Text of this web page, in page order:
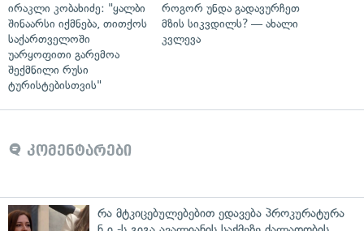
ირაკლი კობახიძე: "ყალბი
შინაარსი იქმნება, თითქოს
საქართველოში
უარყოფითი გარემოა
შექმნილი რუსი
ტურისტებისთვის"
როგორ უნდა გადავურჩეთ
მზის სიკვდილს? — ახალი
კვლევა
კომენტარები
რა მტკიცებულებებით ედავება პროკურატურა